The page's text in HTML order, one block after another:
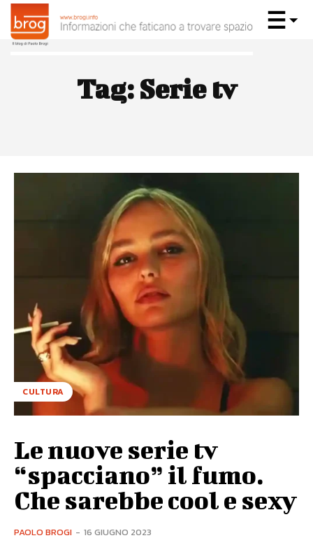
Tag: Serie tv
CULTURA
Le nuove serie tv
“spacciano” il fumo.
Che sarebbe cool e sexy
PAOLO BROGI - 16 GIUGNO 2023